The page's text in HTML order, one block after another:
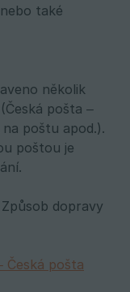
také
několik
pošta –
poštu apod.).
poštou je
dopravy
Česká pošta